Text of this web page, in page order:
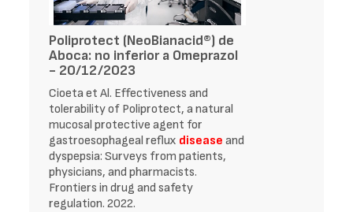
Poliprotect (NeoBianacid®) de
Aboca: no inferior a Omeprazol
- 20/12/2023
Cioeta et Al. Effectiveness and
tolerability of Poliprotect, a natural
mucosal protective agent for
gastroesophageal reflux disease and
dyspepsia: Surveys from patients,
physicians, and pharmacists.
Frontiers in drug and safety
regulation. 2022.